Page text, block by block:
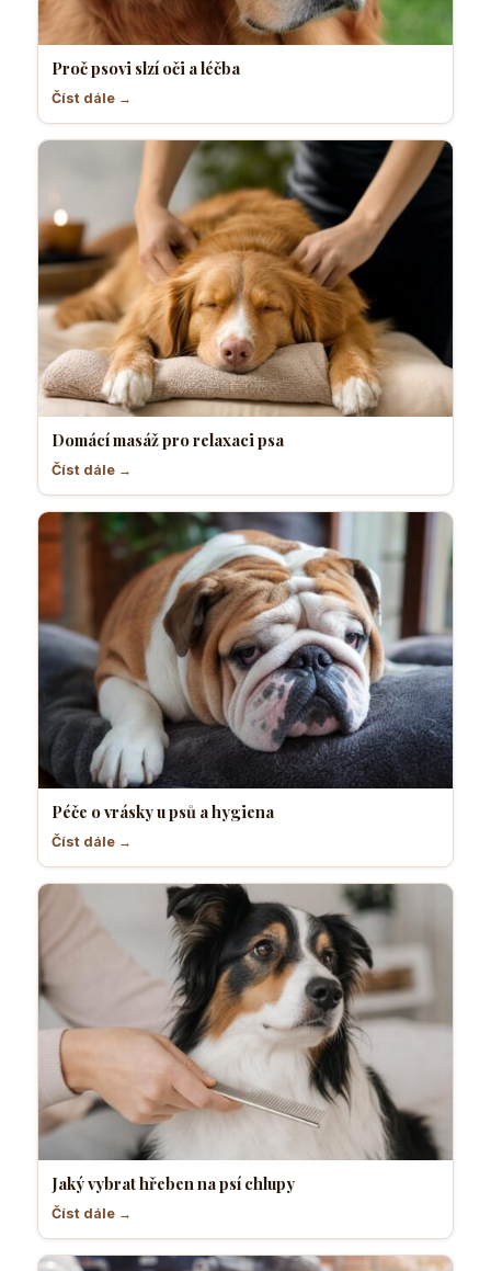
Proč psovi slzí oči a léčba
Číst dále →
Domácí masáž pro relaxaci psa
Číst dále →
Péče o vrásky u psů a hygiena
Číst dále →
Jaký vybrat hřeben na psí chlupy
Číst dále →